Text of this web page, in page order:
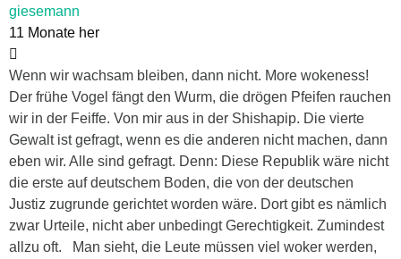
giesemann
11 Monate her
Wenn wir wachsam bleiben, dann nicht. More wokeness!
Der frühe Vogel fängt den Wurm, die drögen Pfeifen rauchen
wir in der Feiffe. Von mir aus in der Shishapip. Die vierte
Gewalt ist gefragt, wenn es die anderen nicht machen, dann
eben wir. Alle sind gefragt. Denn: Diese Republik wäre nicht
die erste auf deutschem Boden, die von der deutschen
Justiz zugrunde gerichtet worden wäre. Dort gibt es nämlich
zwar Urteile, nicht aber unbedingt Gerechtigkeit. Zumindest
allzu oft. Man sieht, die Leute müssen viel woker werden,